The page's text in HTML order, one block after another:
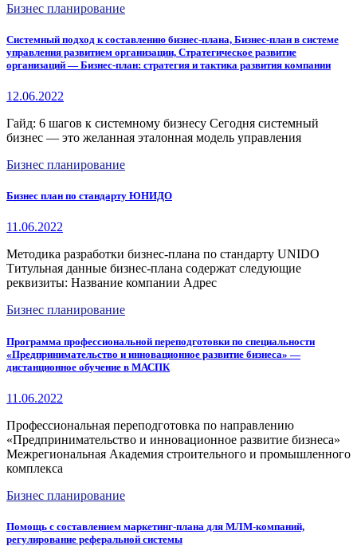
Бизнес планирование
Системный подход к составлению бизнес-плана, Бизнес-план в системе
управления развитием организации, Стратегическое развитие
организаций — Бизнес-план: стратегия и тактика развития компании
12.06.2022
Гайд: 6 шагов к системному бизнесу Сегодня системный
бизнес — это желанная эталонная модель управления
Бизнес планирование
Бизнес план по стандарту ЮНИДО
11.06.2022
Методика разработки бизнес-плана по стандарту UNIDO
Титульная данные бизнес-плана содержат следующие
реквизиты: Название компании Адрес
Бизнес планирование
Программа профессиональной переподготовки по специальности
«Предпринимательство и инновационное развитие бизнеса» —
дистанционное обучение в МАСПК
11.06.2022
Профессиональная переподготовка по направлению
«Предпринимательство и инновационное развитие бизнеса»
Межрегиональная Академия строительного и промышленного
комплекса
Бизнес планирование
Помощь с составлением маркетинг-плана для МЛМ-компаний,
регулирование реферальной системы